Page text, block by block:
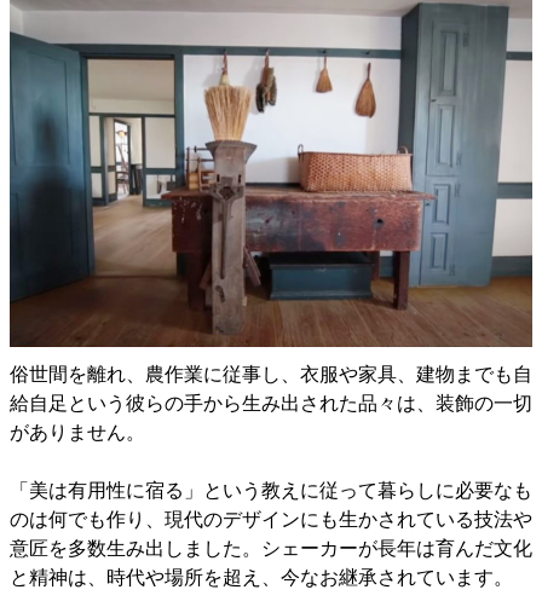
俗世間を離れ、農作業に従事し、衣服や家具、建物までも自
給自足という彼らの手から生み出された品々は、装飾の一切
がありません。
「美は有用性に宿る」という教えに従って暮らしに必要なも
のは何でも作り、現代のデザインにも生かされている技法や
意匠を多数生み出しました。シェーカーが長年は育んだ文化
と精神は、時代や場所を超え、今なお継承されています。